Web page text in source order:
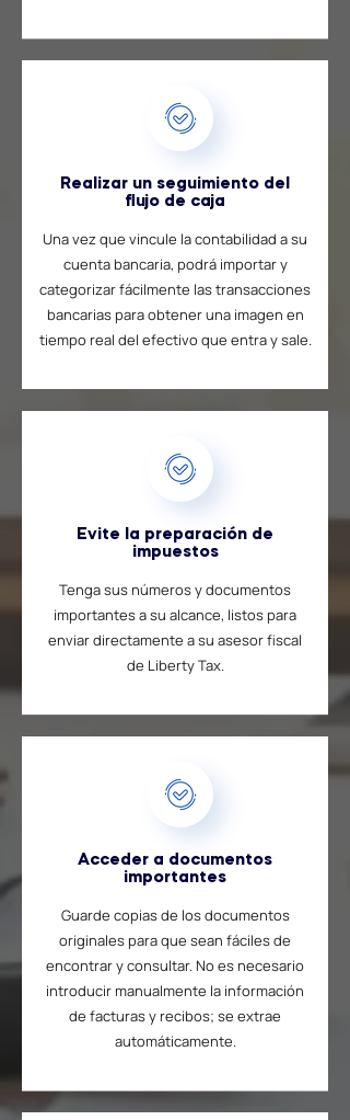
Realizar un seguimiento del
flujo de caja
Una vez que vincule la contabilidad a su
cuenta bancaria, podrá importar y
categorizar fácilmente las transacciones
bancarias para obtener una imagen en
tiempo real del efectivo que entra y sale.
Evite la preparación de
impuestos
Tenga sus números y documentos
importantes a su alcance, listos para
enviar directamente a su asesor fiscal
de Liberty Tax.
Acceder a documentos
importantes
Guarde copias de los documentos
originales para que sean fáciles de
encontrar y consultar. No es necesario
introducir manualmente la información
de facturas y recibos; se extrae
automáticamente.